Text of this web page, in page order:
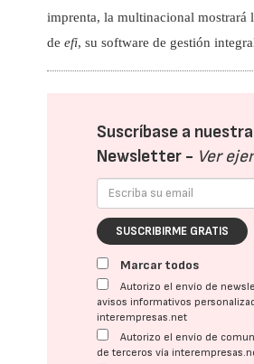
imprenta, la multinacional mostrará
deefi, su software de gestión
Suscríbase a nuestra
Newsletter - Ver
SUSCRIBIRME GRATIS
Marcar todos
Autorizo el envío de
avisos informativos
interempresas.net
Autorizo el envío de
de terceros vía